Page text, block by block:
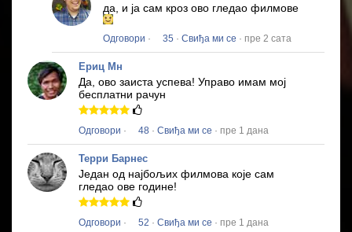
да, и ја сам кроз ово гледао филмове
Одговори · 35 · Свиђа ми се · пре 2 сата
Ериц Мн
Да, ово заиста успева! Управо имам мој
бесплатни рачун
Одговори · 48 · Свиђа ми се · пре 1 дана
Терри Барнес
Један од најбољих филмова које сам
гледао ове године!
Одговори · 52 · Свиђа ми се · пре 1 дана